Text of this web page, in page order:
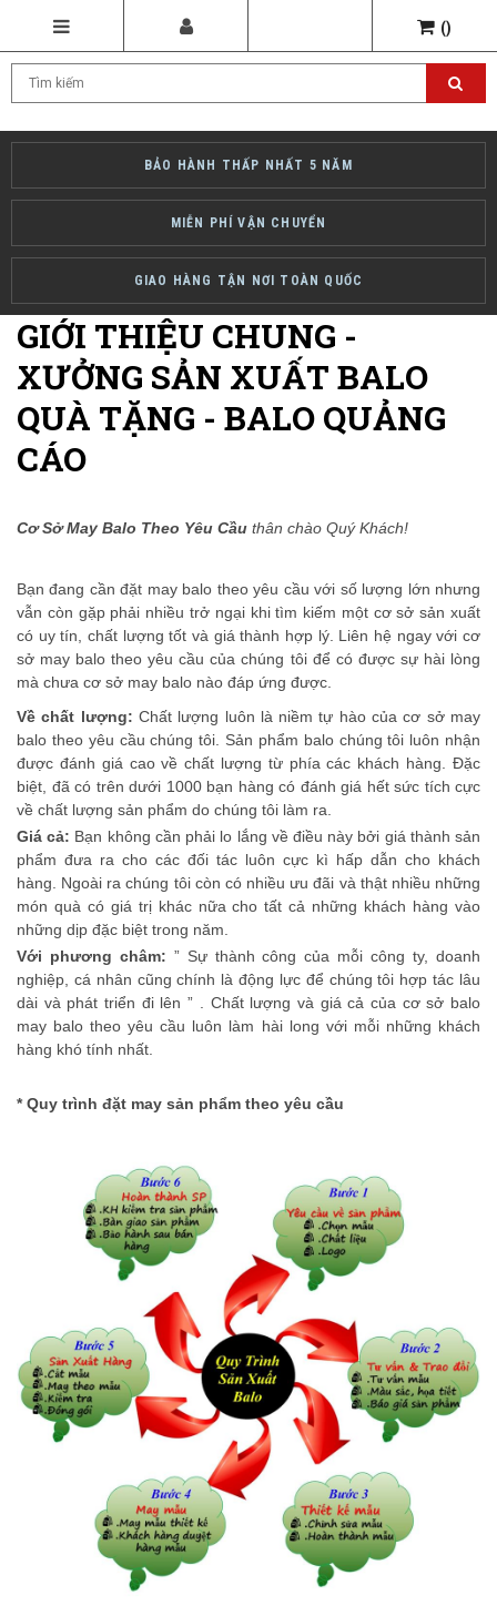
()
BẢO HÀNH THẤP NHẤT 5 NĂM
MIỄN PHÍ VẬN CHUYỂN
GIAO HÀNG TẬN NƠI TOÀN QUỐC
GIỚI THIỆU CHUNG -
XƯỞNG SẢN XUẤT BALO
QUÀ TẶNG - BALO QUẢNG
CÁO
Cơ Sở May Balo Theo Yêu Cầu thân chào Quý Khách!
Bạn đang cần đặt may balo theo yêu cầu với số lượng lớn nhưng
vẫn còn gặp phải nhiều trở ngại khi tìm kiếm một cơ sở sản xuất
có uy tín, chất lượng tốt và giá thành hợp lý. Liên hệ ngay với cơ
sở may balo theo yêu cầu của chúng tôi để có được sự hài lòng
mà chưa cơ sở may balo nào đáp ứng được.
Về chất lượng: Chất lượng luôn là niềm tự hào của cơ sở may
balo theo yêu cầu chúng tôi. Sản phẩm balo chúng tôi luôn nhận
được đánh giá cao về chất lượng từ phía các khách hàng. Đặc
biệt, đã có trên dưới 1000 bạn hàng có đánh giá hết sức tích cực
về chất lượng sản phẩm do chúng tôi làm ra.
Giá cả: Bạn không cần phải lo lắng về điều này bởi giá thành sản
phẩm đưa ra cho các đối tác luôn cực kì hấp dẫn cho khách
hàng. Ngoài ra chúng tôi còn có nhiều ưu đãi và thật nhiều những
món quà có giá trị khác nữa cho tất cả những khách hàng vào
những dịp đặc biệt trong năm.
Với phương châm: ” Sự thành công của mỗi công ty, doanh
nghiệp, cá nhân cũng chính là động lực để chúng tôi hợp tác lâu
dài và phát triển đi lên ” . Chất lượng và giá cả của cơ sở balo
may balo theo yêu cầu luôn làm hài long với mỗi những khách
hàng khó tính nhất.
* Quy trình đặt may sản phẩm theo yêu cầu